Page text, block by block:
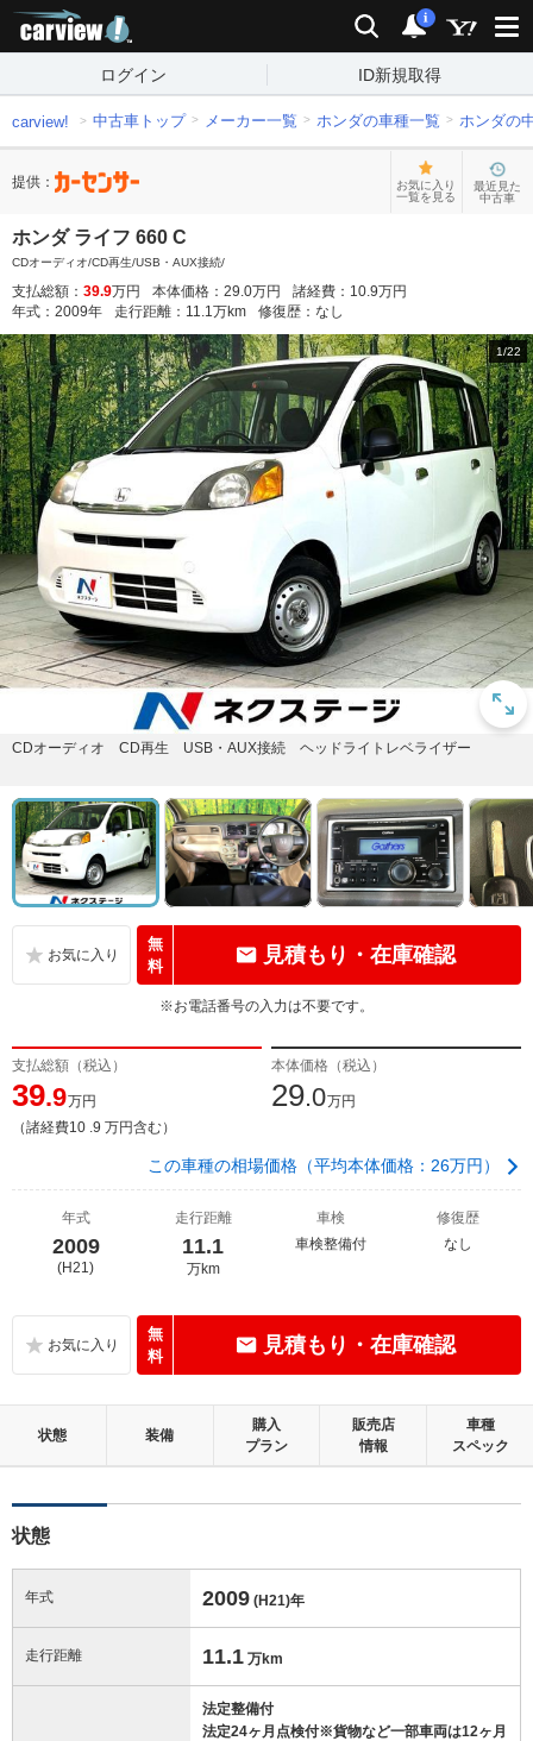
検索 通知
i
ログイン ID新規取得
carview! 中古車トップ メーカー一覧 ホンダの車種一覧 ホンダの
提供：
お気に入り
一覧を見る
最近見た
中古車
ホンダ ライフ 660 C
CDオーディオ/CD再生/USB・AUX接続/
支払総額： 39.9万円 本体価格： 29.0万円 諸経費： 10.9万円
年式： 2009年 走行距離： 11.1万km 修復歴： なし
1/22
CDオーディオ CD再生 USB・AUX接続 ヘッドライトレベライザー
無
料
見積もり・在庫確認
※お電話番号の入力は不要です。
支払総額（税込）
39.9万円
（諸経費10 .9 万円含む）
本体価格（税込）
29.0万円
この車種の相場価格（平均本体価格：26万円）
年式
2009
(H21)
走行距離
11.1
万km
車検
車検整備付
修復歴
なし
無
料
見積もり・在庫確認
状態 装備
購入
プラン
販売店
情報
車種
スペック
状態
年式 2009 (H21)年
走行距離 11.1 万km
法定整備付
法定24ヶ月点検付※貨物など一部車両は12ヶ月